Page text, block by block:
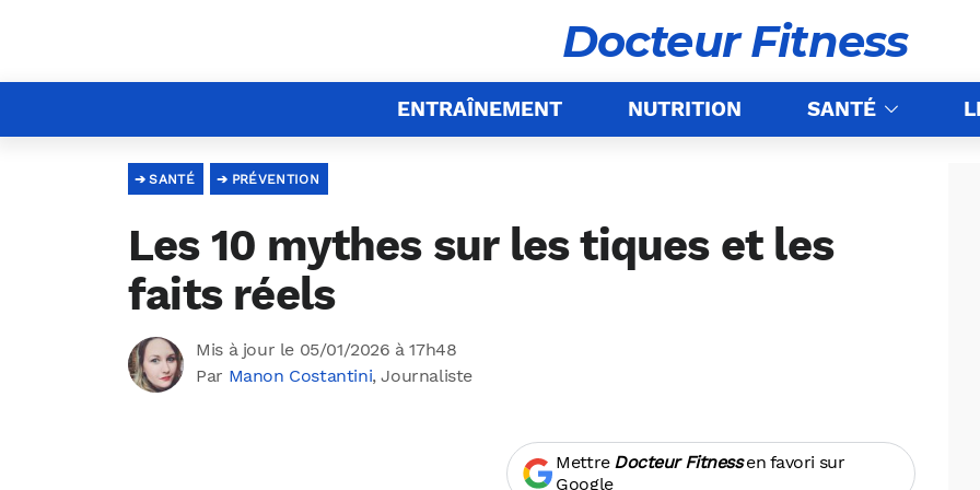
Docteur Fitness
ENTRAÎNEMENT NUTRITION SANTÉ
PRÉVENTION
SANTÉ
Les 10 mythes sur les tiques et les
faits réels
Mis à jour le 05/01/2026 à 17h48
Par Manon Costantini, Journaliste
Mettre Docteur Fitnessen favori sur
Google